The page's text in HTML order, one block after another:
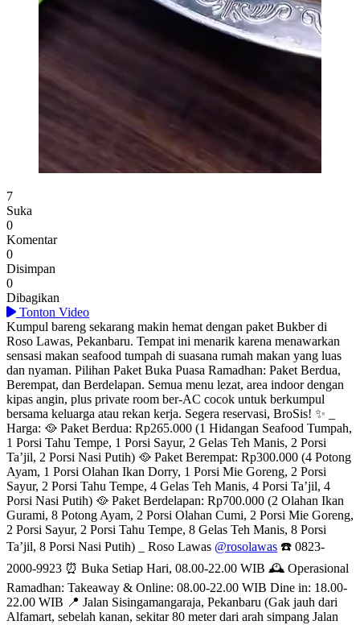
7
Suka
0
Komentar
0
Disimpan
0
Dibagikan
Tonton Video
Kumpul bareng sekarang makin hemat dengan paket Bukber di
Roso Lawas, Pekanbaru. Tempat ini menarik karena menawarkan
sensasi makan seafood tumpah di suasana rumah makan yang luas
dan nyaman. Pilihan Paket Buka Puasa Ramadhan: Paket Berdua,
Berempat, dan Berdelapan. Semua menu lezat, area indoor dengan
kipas angin, plus private room ber-AC cocok untuk berkumpul
bersama keluarga atau rekan kerja. Segera reservasi, BroSis! ✨ _
Harga: 🥘 Paket Berdua: Rp265.000 (1 Hidangan Seafood Tumpah,
1 Porsi Tahu Tempe, 1 Porsi Sayur, 2 Gelas Teh Manis, 2 Porsi
Ta’jil, 2 Porsi Nasi Putih) 🥘 Paket Berempat: Rp300.000 (4 Potong
Ayam, 1 Porsi Olahan Ikan Dorry, 1 Porsi Mie Goreng, 2 Porsi
Sayur, 2 Porsi Tahu Tempe, 4 Gelas Teh Manis, 4 Porsi Ta’jil, 4
Porsi Nasi Putih) 🥘 Paket Berdelapan: Rp700.000 (2 Olahan Ikan
Gurami, 8 Potong Ayam, 2 Porsi Olahan Cumi, 2 Porsi Mie Goreng,
2 Porsi Sayur, 2 Porsi Tahu Tempe, 8 Gelas Teh Manis, 8 Porsi
Ta’jil, 8 Porsi Nasi Putih) _ Roso Lawas @rosolawas ☎️ 0823-
2000-9923 ⏰ Buka Setiap Hari, 08.00-22.00 WIB 🕰️ Operasional
Ramadhan: Takeaway & Online: 08.00-22.00 WIB Dine in: 18.00-
22.00 WIB 📍 Jalan Sisingamangaraja, Pekanbaru (Gak jauh dari
Alfamart, sebelah kanan, sekitar 80 meter dari arah simpang Jalan